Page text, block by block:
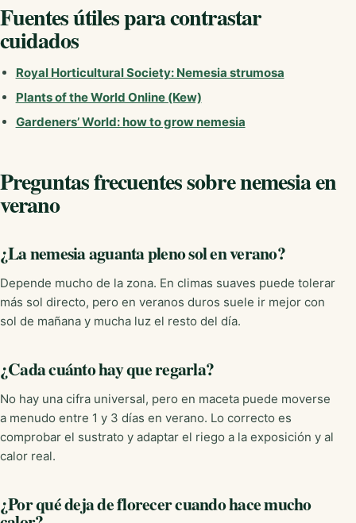
Fuentes útiles para contrastar
cuidados
Royal Horticultural Society: Nemesia strumosa
Plants of the World Online (Kew)
Gardeners’ World: how to grow nemesia
Preguntas frecuentes sobre nemesia en
verano
¿La nemesia aguanta pleno sol en verano?
Depende mucho de la zona. En climas suaves puede tolerar
más sol directo, pero en veranos duros suele ir mejor con
sol de mañana y mucha luz el resto del día.
¿Cada cuánto hay que regarla?
No hay una cifra universal, pero en maceta puede moverse
a menudo entre 1 y 3 días en verano. Lo correcto es
comprobar el sustrato y adaptar el riego a la exposición y al
calor real.
¿Por qué deja de florecer cuando hace mucho